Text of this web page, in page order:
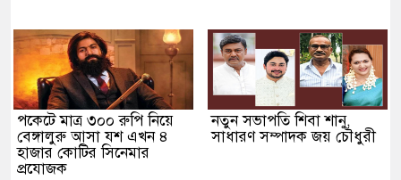
পকেটে মাত্র ৩০০ রুপি নিয়ে
বেঙ্গালুরু আসা যশ এখন ৪
হাজার কোটির সিনেমার
প্রযোজক
নতুন সভাপতি শিবা শানু,
সাধারণ সম্পাদক জয় চৌধুরী